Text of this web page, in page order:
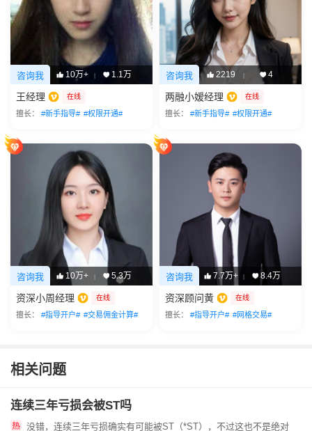
咨询我 10万+ | 1.1万
王经理 在线
擅长： #新手指导# #权限开通#
咨询我 2219 | 4
两融小嫒经理 在线
擅长： #新手指导# #权限开通#
咨询我 10万+ | 5.3万
资深小周经理 在线
擅长： #指导开户# #交易佣金计算#
咨询我 7.7万+ | 8.4万
资深顾问黄 在线
擅长： #指导开户# #网格交易#
相关问题
连续三年亏损会被ST吗